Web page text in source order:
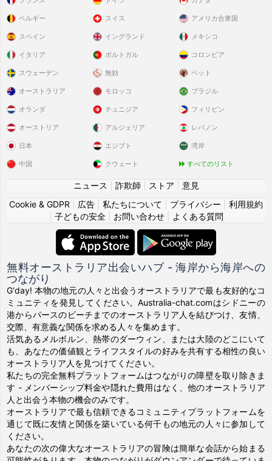
ベルギー
スペイン
イタリア
スウェーデン
スイス
イングランド
ポルトガル
無効
アメリカ合衆国
メキシコ
コロンビア
ペット
オーストラリア
オランダ
オーストリア
日本
中国
モロッコ
チュニジア
アルジェリア
エジプト
クウェート
ブラジル
フィリピン
レバノン
湾岸
すべてのリスト
ニュース 詐欺師 ストア
意見
Cookie & GDPR
広告 私たちについて プライバシー
利用規約
子どもの安全| お問い合わせ| よくある質問
無料オーストラリア出会いハブ - 海岸から海岸への
つながり
G'day! 本物の地元の人々と出会うオーストラリアで最も友好的なコ
ミュニティを発見してください。Australia-chat.comはシドニーの
港からパースのビーチまでのオーストラリア人を結びつけ、友情、
交際、有意義な関係を求める人々を集めます。
活気あるメルボルン、熱帯のダーウィン、または大陸のどこにいて
も、あなたの価値観とライフスタイルの好みを共有する相性の良い
オーストラリア人を見つけてください。
私たちの完全無料プラットフォームはつながりの障壁を取り除きま
す - メンバーシップ料金や隠れた費用はなく、他のオーストラリア
人と出会う本物の機会のみです。
オーストラリアで最も信頼できるコミュニティプラットフォームを
通じて既に友情と関係を築いている何千もの地元の人々に参加して
ください。
あなたの次の偉大なオーストラリアの冒険は簡単な会話から始まる